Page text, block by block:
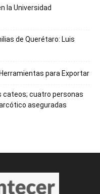
la Universidad
de Querétaro: Luis
para Exportar
cateos; cuatro personas
aseguradas